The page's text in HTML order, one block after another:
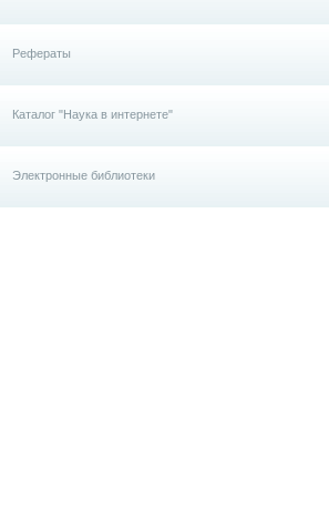
Рефераты
Каталог "Наука в интернете"
Электронные библиотеки